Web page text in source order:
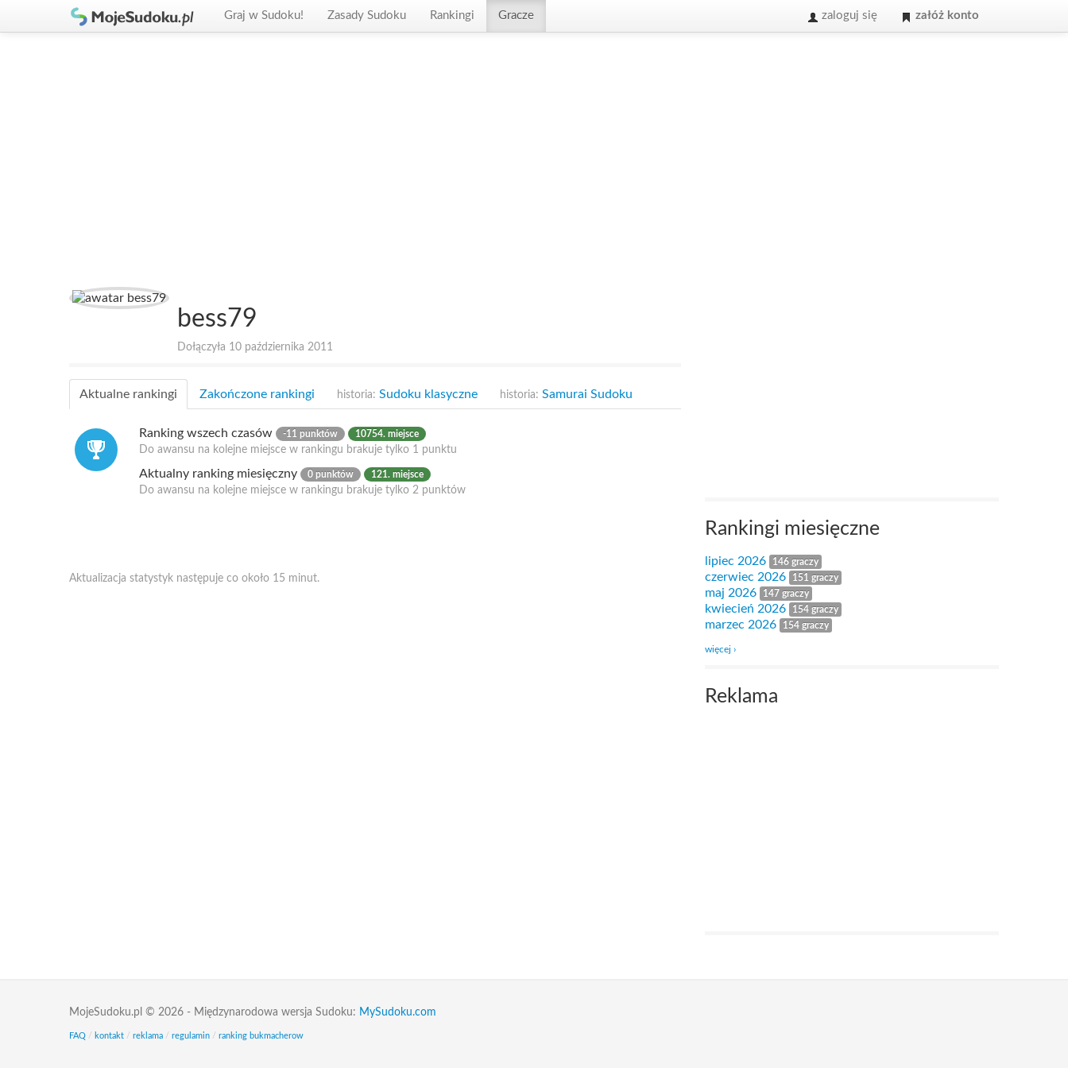
Graj w Sudoku! Zasady Sudoku Rankingi Gracze zaloguj się załóż konto
bess79
Dołączyła 10 października 2011
Aktualne rankingi Zakończone rankingi historia: Sudoku klasyczne historia: Samurai Sudoku
Ranking wszech czasów -11 punktów 10754. miejsce
Do awansu na kolejne miejsce w rankingu brakuje tylko 1 punktu
Aktualny ranking miesięczny 0 punktów 121. miejsce
Do awansu na kolejne miejsce w rankingu brakuje tylko 2 punktów
Aktualizacja statystyk następuje co około 15 minut.
Rankingi miesięczne
lipiec 2026 146 graczy
czerwiec 2026 151 graczy
maj 2026 147 graczy
kwiecień 2026 154 graczy
marzec 2026 154 graczy
więcej ›
Reklama
MojeSudoku.pl © 2026 - Międzynarodowa wersja Sudoku: MySudoku.com
FAQ / kontakt / reklama / regulamin / ranking bukmacherow